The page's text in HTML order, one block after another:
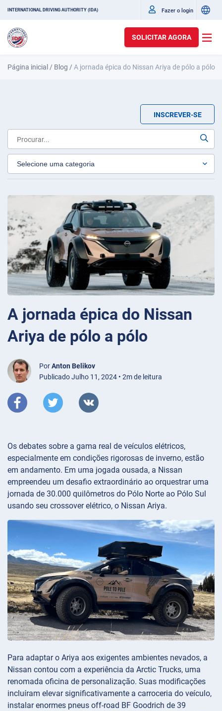
INTERNATIONAL DRIVING AUTHORITY (IDA) Fazer o login
SOLICITAR AGORA
Página inicial / Blog /A jornada épica do Nissan Ariya de pólo a pólo
INSCREVER-SE
A jornada épica do Nissan
Ariya de pólo a pólo
PorAnton Belikov
Publicado Julho 11, 2024 • 2m de leitura
Os debates sobre a gama real de veículos elétricos,
especialmente em condições rigorosas de inverno, estão
em andamento. Em uma jogada ousada, a Nissan
empreendeu um desafio extraordinário ao orquestrar uma
jornada de 30.000 quilômetros do Pólo Norte ao Pólo Sul
usando seu crossover elétrico, o Nissan Ariya.
Para adaptar o Ariya aos exigentes ambientes nevados, a
Nissan contou com a experiência da Arctic Trucks, uma
renomada oficina de personalização. Suas modificações
incluíram elevar significativamente a carroceria do veículo,
instalar enormes pneus off-road BF Goodrich de 39